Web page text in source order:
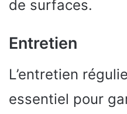
de surfaces.
Entretien
L’entretien
essentiel pour